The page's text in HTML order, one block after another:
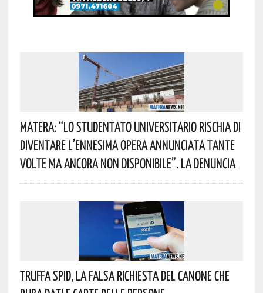
Matera: “Lo Studentato Universitario Rischia Di
Diventare L’ennesima Opera Annunciata Tante
Volte Ma Ancora Non Disponibile”. La Denuncia
Truffa Spid, La Falsa Richiesta Del Canone Che